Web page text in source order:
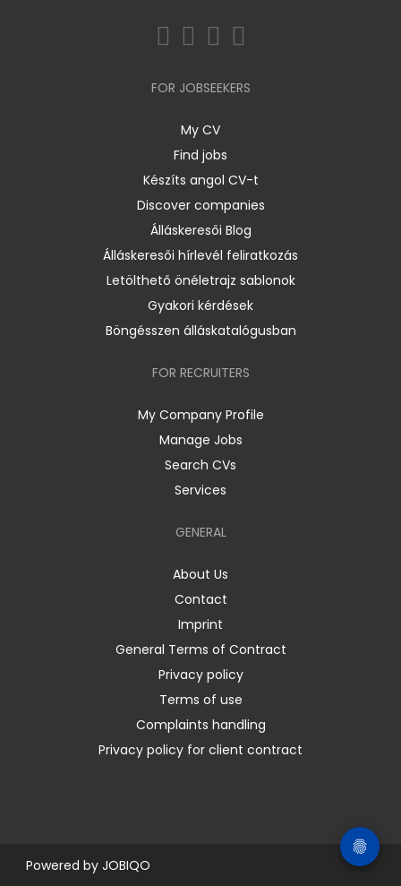
FOR JOBSEEKERS
My CV
Find jobs
Készíts angol CV-t
Discover companies
Álláskeresői Blog
Álláskeresői hírlevél feliratkozás
Letölthető önéletrajz sablonok
Gyakori kérdések
Böngésszen álláskatalógusban
FOR RECRUITERS
My Company Profile
Manage Jobs
Search CVs
Services
GENERAL
About Us
Contact
Imprint
General Terms of Contract
Privacy policy
Terms of use
Complaints handling
Privacy policy for client contract
Powered by JOBIQO